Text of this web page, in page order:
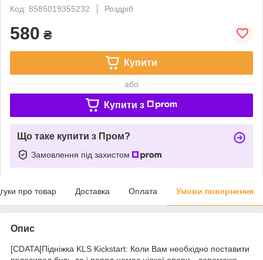
Код: 8585019355232
Роздріб
580 ₴
Купити
або
Купити з
Що таке купити з Пром?
Замовлення під захистом
про товар Доставка Оплата Умови повернення
Опис
[CDATA[Підніжка KLS Kickstart: Коли Вам необхідно поставити